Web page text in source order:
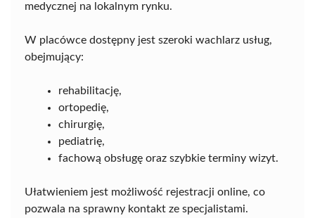
medycznej na lokalnym rynku.
W placówce dostępny jest szeroki wachlarz usług,
obejmujący:
rehabilitację,
ortopedię,
chirurgię,
pediatrię,
fachową obsługę oraz szybkie terminy wizyt.
Ułatwieniem jest możliwość rejestracji online, co
pozwala na sprawny kontakt ze specjalistami.